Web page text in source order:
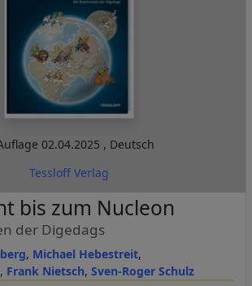
02.04.2025 , Deutsch
Tessloff Verlag
Michael Hebestreit
Frank Nietsch Sven-Roger Schulz
bis zum Nucleon
der Digedags